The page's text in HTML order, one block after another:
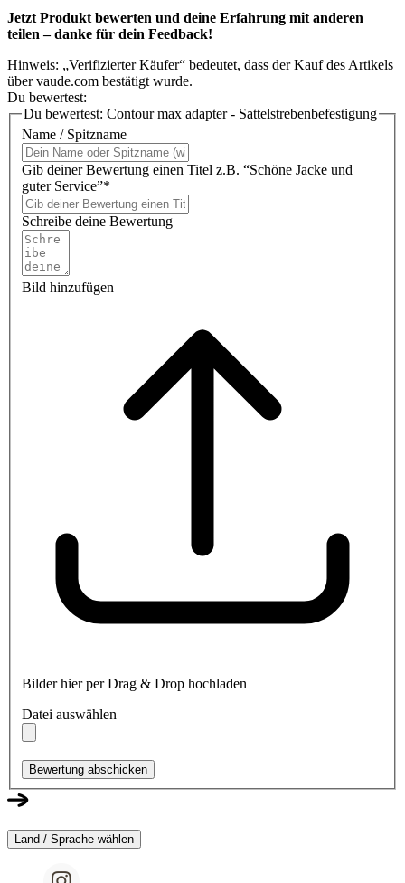
Jetzt Produkt bewerten und deine Erfahrung mit anderen
teilen – danke für dein Feedback!
Hinweis: „Verifizierter Käufer“ bedeutet, dass der Kauf des Artikels
über vaude.com bestätigt wurde.
Du bewertest:
Du bewertest: Contour max adapter - Sattelstrebenbefestigung
Name / Spitzname
Gib deiner Bewertung einen Titel z.B. “Schöne Jacke und
guter Service”*
Schreibe deine Bewertung
Bild hinzufügen
Bilder hier per Drag & Drop hochladen
Datei auswählen
Bewertung abschicken
Land / Sprache wählen